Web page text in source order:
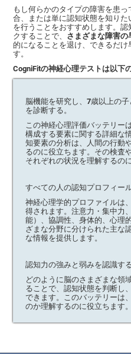
もし何らかのタイプの障害を患
合、または単に認知状態を知り
を行うことをおすすめします。
クすることで、 さまざまな障害の
的になることを退け、できるだ
す。
CogniFitの神経心理テストは以下
脳機能を研究し、7歳以上の
を診断する。
この神経心理評価バッテリー
構成する要素に関する詳細な
知要素の分析は、人間の行動
るのに役立ちます。その検査
それぞれの状況を理解するの
すべての人の認知プロフィー
神経心理学的プロファイルは
得されます。注意力・集中力
能）、協調性、身体的、心理
ざまな分野に分けられた主な
な情報を提供します。
認知力の強みと弱みを認識す
どのように脳のさまざまな領
ることで、認知状態を判断し
できます。このバッテリーは
のか理解するのに役立ちます。